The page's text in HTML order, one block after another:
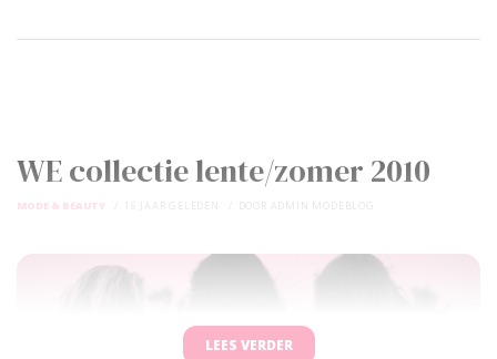
WE collectie lente/zomer 2010
MODE & BEAUTY
LEES VERDER